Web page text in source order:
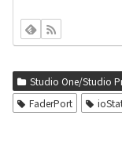
Studio One/Studio
FaderPort